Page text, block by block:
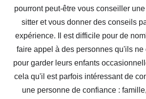
pourront peut-être vous conseiller
sitter et vous donner des conseils
expérience. Il est difficile pour de
faire appel à des personnes qu'ils
pour garder leurs enfants
cela qu'il est parfois intéressant de
une personne de confiance :